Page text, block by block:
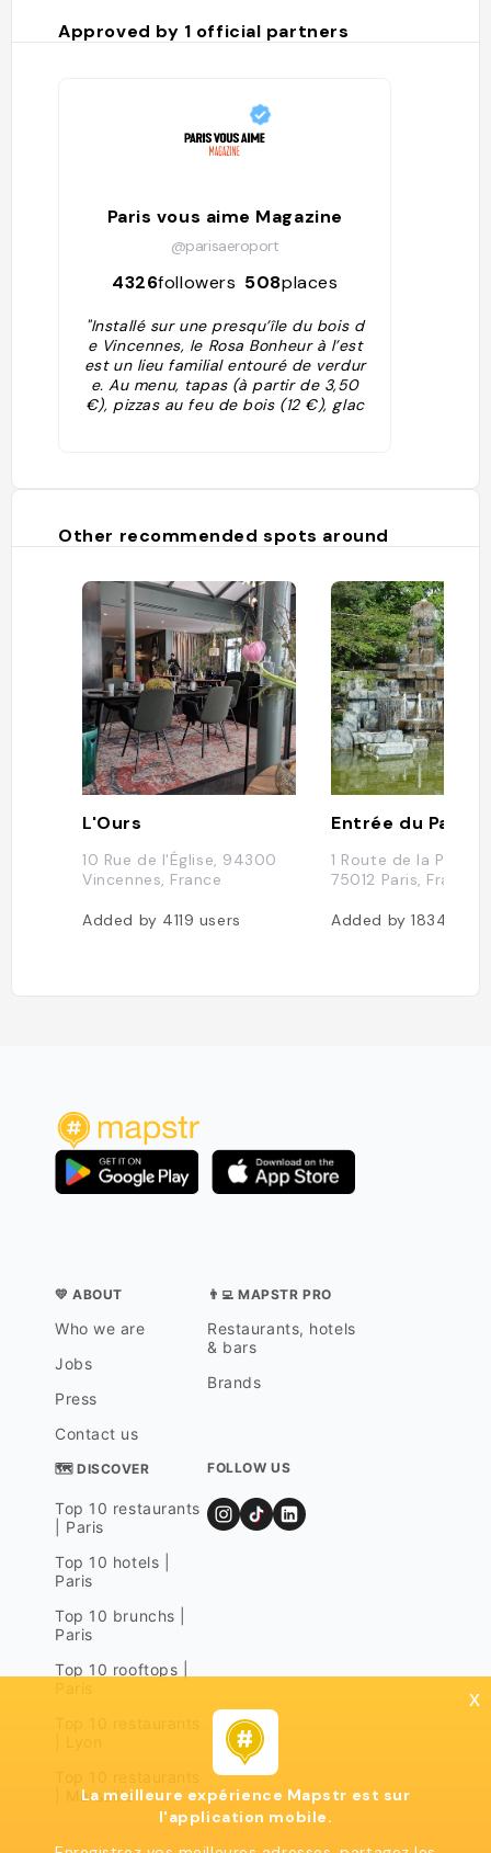
Approved by 1 official partners
Paris vous aime Magazine
@parisaeroport
4326followers 508places
"Installé sur une presqu’île du bois d
e Vincennes, le Rosa Bonheur à l’est
est un lieu familial entouré de verdur
e. Au menu, tapas (à partir de 3,50
€), pizzas au feu de bois (12 €), glac
Other recommended spots around
L'Ours
10 Rue de l'Église, 94300
Vincennes, France
Added by 4119 users
1 Route de la
75012 Paris, France
Added by1834
💛 ABOUT
Who we are
Jobs
Press
Contact us
👨‍💻 MAPSTR PRO
Restaurants, hotels
& bars
Brands
🗺 DISCOVER
Top 10 restaurants
| Paris
Top 10 hotels |
Paris
Top 10 brunchs |
Paris
Top 10 rooftops |
| Marseille
FOLLOW US
x
La meilleure expérience Mapstr est sur
l'application mobile.